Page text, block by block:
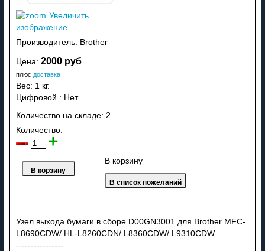
Увеличить
изображение
Производитель: Brother
Цена: 2000 руб
плюс доставка
Вес: 1 кг.
Цифровой : Нет
Количество на складе: 2
Количество:
В корзину
Узел выхода бумаги в сборе D00GN3001 для Brother MFC-
L8690CDW/ HL-L8260CDN/ L8360CDW/ L9310CDW
----------------